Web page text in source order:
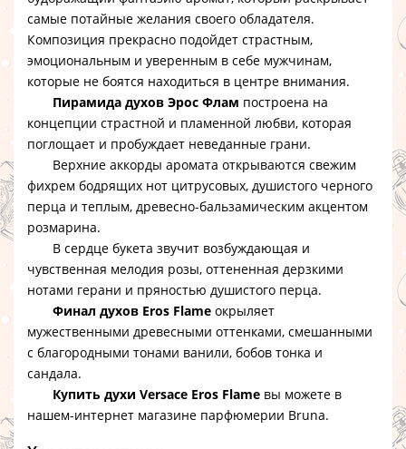
самые потайные желания своего обладателя.
Композиция прекрасно подойдет страстным,
эмоциональным и уверенным в себе мужчинам,
которые не боятся находиться в центре внимания.
Пирамида духов Эрос Флам построена на
концепции страстной и пламенной любви, которая
поглощает и пробуждает неведанные грани.
Верхние аккорды аромата открываются свежим
фихрем бодрящих нот цитрусовых, душистого черного
перца и теплым, древесно-бальзамическим акцентом
розмарина.
В сердце букета звучит возбуждающая и
чувственная мелодия розы, оттененная дерзкими
нотами герани и пряностью душистого перца.
Финал духов Eros Flame окрыляет
мужественными древесными оттенками, смешанными
с благородными тонами ванили, бобов тонка и
сандала.
Купить духи Versace Eros Flame вы можете в
нашем-интернет магазине парфюмерии Bruna.